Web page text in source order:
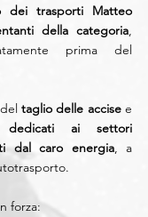
dei trasporti Matteo
della categoria,
prima del
taglio delle accise e
dedicati ai settori
dal caro energia, a
forza: